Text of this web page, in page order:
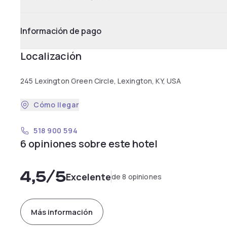
Información de pago
Localización
245 Lexington Green Circle, Lexington, KY, USA
Cómo llegar
518 900 594
6 opiniones sobre este hotel
4,5/5Excelentede 8 opiniones
Más información